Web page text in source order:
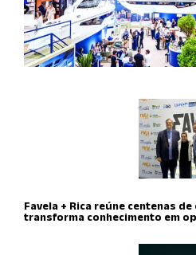
Favela + Rica reúne centenas
transforma conhecimento em